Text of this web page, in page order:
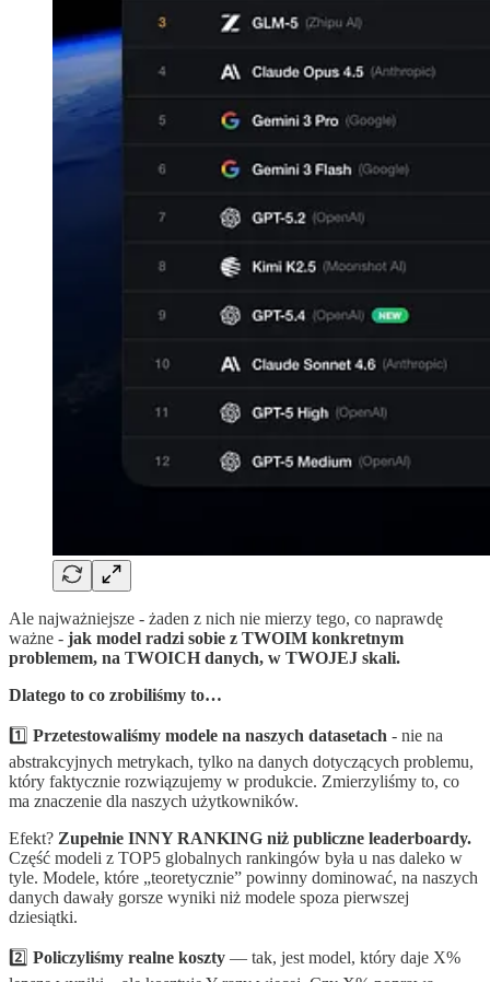
Ale najważniejsze - żaden z nich nie mierzy tego, co naprawdę
ważne - jak model radzi sobie z TWOIM konkretnym
problemem, na TWOICH danych, w TWOJEJ skali.
Dlatego to co zrobiliśmy to…
1️⃣ Przetestowaliśmy modele na naszych datasetach - nie na
abstrakcyjnych metrykach, tylko na danych dotyczących problemu,
który faktycznie rozwiązujemy w produkcie. Zmierzyliśmy to, co
ma znaczenie dla naszych użytkowników.
Efekt? Zupełnie INNY RANKING niż publiczne leaderboardy.
Część modeli z TOP5 globalnych rankingów była u nas daleko w
tyle. Modele, które „teoretycznie” powinny dominować, na naszych
danych dawały gorsze wyniki niż modele spoza pierwszej
dziesiątki.
2️⃣ Policzyliśmy realne koszty — tak, jest model, który daje X%